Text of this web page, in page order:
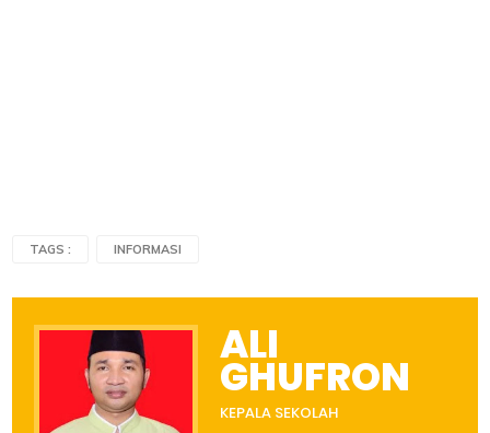
TAGS : INFORMASI
ALI
GHUFRON
KEPALA SEKOLAH